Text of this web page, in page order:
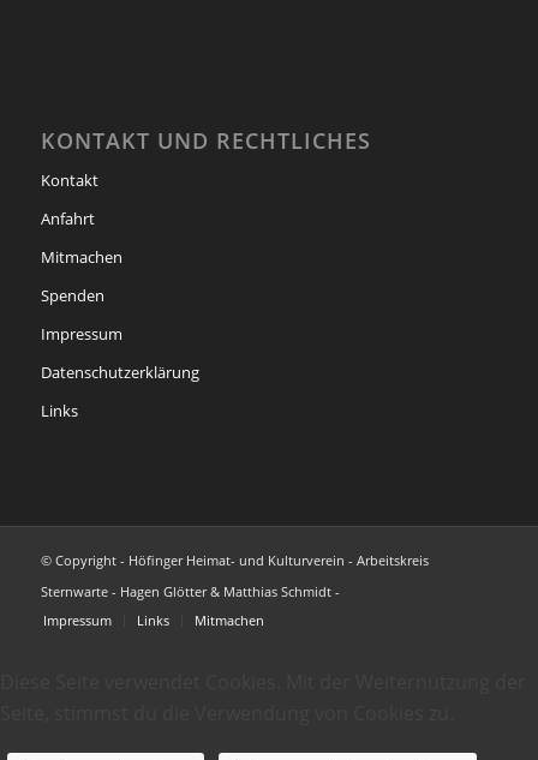
KONTAKT UND RECHTLICHES
Kontakt
Anfahrt
Mitmachen
Spenden
Impressum
Datenschutzerklärung
Links
© Copyright - Höfinger Heimat- und Kulturverein - Arbeitskreis
Sternwarte - Hagen Glötter & Matthias Schmidt -
Impressum
Links Mitmachen